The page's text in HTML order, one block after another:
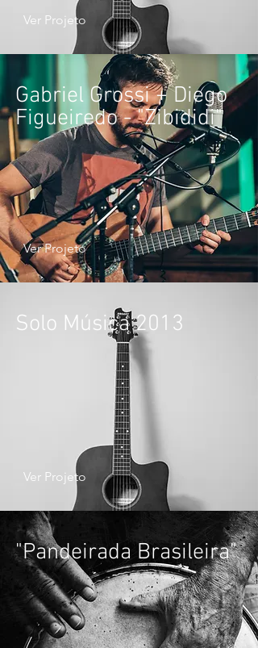
Ver Projeto
Gabriel Grossi + Diego
Figueiredo - "Zibididi"
Ver Projeto
Solo Música 2013
Ver Projeto
"Pandeirada Brasileira"